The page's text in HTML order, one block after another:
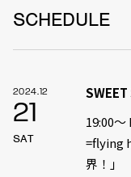
SCHEDULE
2024.12
21
SAT
SWEET
19:00
=flying
界！」